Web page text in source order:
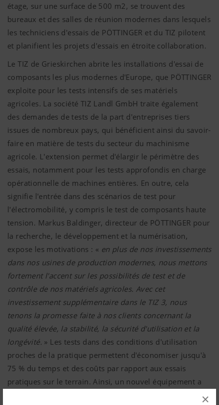
×
étage, sur une surface de 500 m2, se trouvent des
bureaux et des salles de réunion modernes dans lesquels
les techniciens d'essais de PÖTTINGER et du TIZ pilotent
et planifient les projets d'essais en étroite collaboration.
Le TIZ de Grieskirchen abrite les installations d'essai de
composants les plus modernes d'Europe, que PÖTTINGER
exploite pour les tests intensifs de ses matériels
agricoles. La société TIZ Landl GmbH traite également
des demandes de tests de la part d'entreprises tiers
issues de nombreux pays, qui bénéficient ainsi du savoir-
faire en matière de tests du secteur du machinisme
agricole. L'extension permet d'élargir le périmètre des
essais, notamment pour les tests approfondis en charge
opérationnelle de machines entières. En outre, cela
signifie l'entrée dans des scénarios de test pour
l'électromobilité, y compris le test de composants haute
tension. Markus Baldinger, directeur de PÖTTINGER pour
la recherche, le développement et la numérisation,
expose les motivations : « en plus de nos investissements
dans nos usines de production modernes, nous mettons
fortement l'accent sur les possibilités de test et de
contrôle de nos matériels agricoles. Avec cet
investissement supplémentaire dans le TIZ 3, nous
tenons la promesse faite à nos clients concernant la
qualité élevée, la stabilité, la sécurité d'utilisation et la
longévité. » Les tests dans des conditions d'utilisation
proches de la pratique permettent d'économiser jusqu'à
75 % du temps et des coûts par rapport aux essais
pratiques sur le terrain. Ainsi, un nouvel équipement a
été créé dans l'un des centres d'essai de composants les